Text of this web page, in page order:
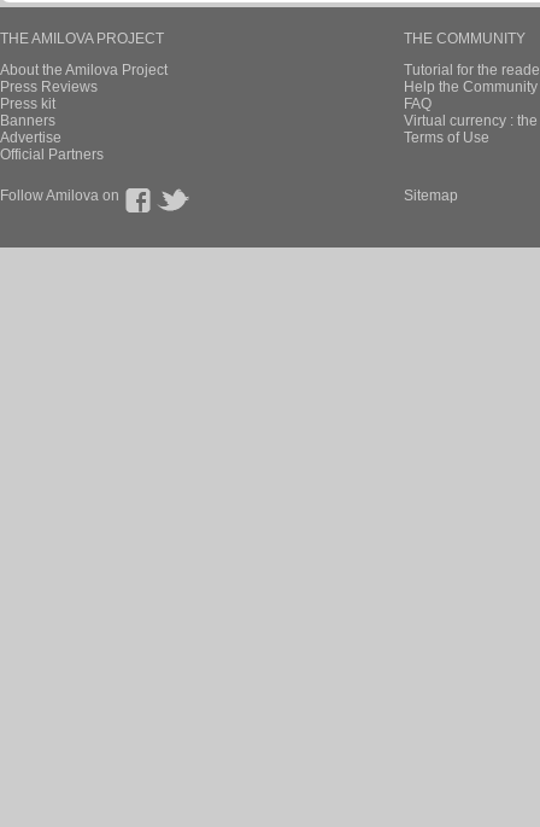
THE AMILOVA PROJECT
About the Amilova Project
Press Reviews
Press kit
Banners
Advertise
Official Partners
THE COMMUNITY
Tutorial for the
Help the
FAQ
Virtual currency :
Terms of Use
Follow Amilova on Sitemap